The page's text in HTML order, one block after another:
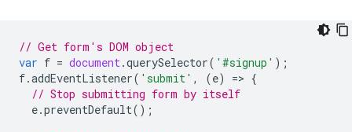
// Get form's DOM object
var f = document.querySelector( '#signup' );
f.addEventListener( 'submit' , (e) => {
// Stop submitting form by itself
e.preventDefault();